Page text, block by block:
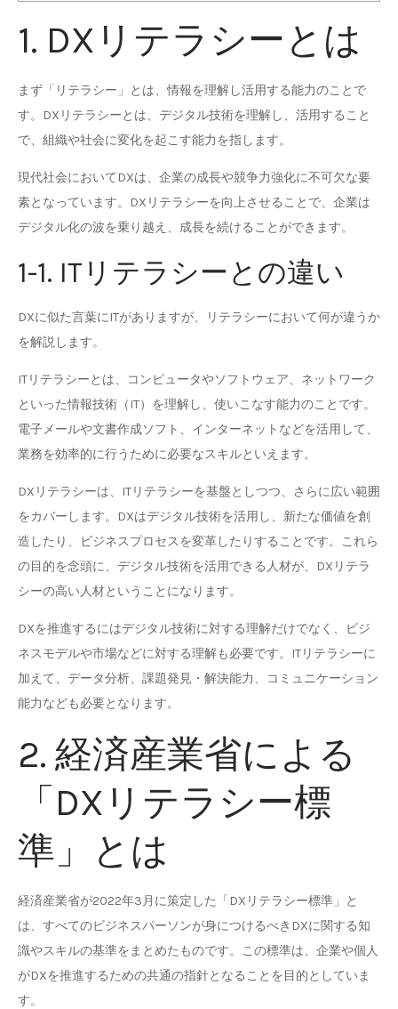
1. DXリテラシーとは
まず「リテラシー」とは、情報を理解し活用する能力のことで
す。DXリテラシーとは、デジタル技術を理解し、活用すること
で、組織や社会に変化を起こす能力を指します。
現代社会においてDXは、企業の成長や競争力強化に不可欠な要
素となっています。DXリテラシーを向上させることで、企業は
デジタル化の波を乗り越え、成長を続けることができます。
1-1. ITリテラシーとの違い
DXに似た言葉にITがありますが、リテラシーにおいて何が違うか
を解説します。
ITリテラシーとは、コンピュータやソフトウェア、ネットワーク
といった情報技術（IT）を理解し、使いこなす能力のことです。
電子メールや文書作成ソフト、インターネットなどを活用して、
業務を効率的に行うために必要なスキルといえます。
DXリテラシーは、ITリテラシーを基盤としつつ、さらに広い範囲
をカバーします。DXはデジタル技術を活用し、新たな価値を創
造したり、ビジネスプロセスを変革したりすることです。これら
の目的を念頭に、デジタル技術を活用できる人材が、DXリテラ
シーの高い人材ということになります。
DXを推進するにはデジタル技術に対する理解だけでなく、ビジ
ネスモデルや市場などに対する理解も必要です。ITリテラシーに
加えて、データ分析、課題発見・解決能力、コミュニケーション
能力なども必要となります。
2. 経済産業省による
「DXリテラシー標
準」とは
経済産業省が2022年3月に策定した「DXリテラシー標準」と
は、すべてのビジネスパーソンが身につけるべきDXに関する知
識やスキルの基準をまとめたものです。この標準は、企業や個人
がDXを推進するための共通の指針となることを目的としていま
す。